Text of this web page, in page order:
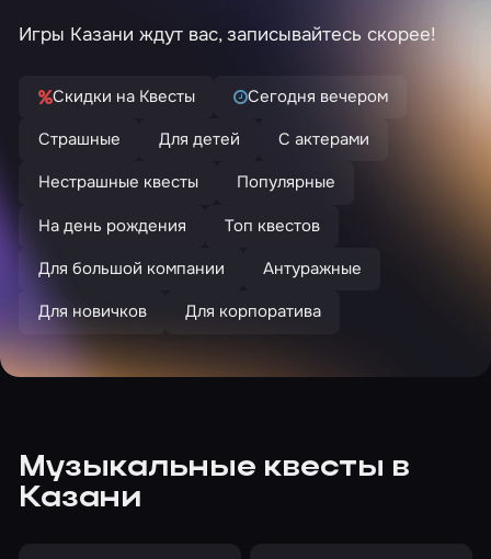
Игры Казани ждут вас, записывайтесь скорее!
Скидки на Квесты
Сегодня вечером
Страшные
Для детей
С актерами
Нестрашные квесты
Популярные
На день рождения
Топ квестов
Для большой компании
Антуражные
Для новичков
Для корпоратива
Музыкальные квесты в
Казани